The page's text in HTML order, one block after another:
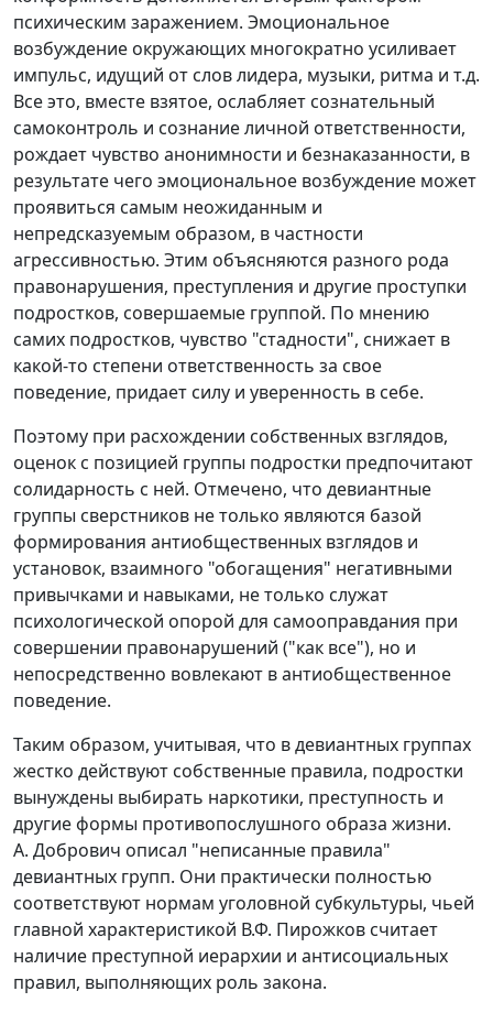
психическим заражением. Эмоциональное
возбуждение окружающих многократно усиливает
импульс, идущий от слов лидера, музыки, ритма и т.д.
Все это, вместе взятое, ослабляет сознательный
самоконтроль и сознание личной ответственности,
рождает чувство анонимности и безнаказанности, в
результате чего эмоциональное возбуждение может
проявиться самым неожиданным и
непредсказуемым образом, в частности
агрессивностью. Этим объясняются разного рода
правонарушения, преступления и другие проступки
подростков, совершаемые группой. По мнению
самих подростков, чувство "стадности", снижает в
какой-то степени ответственность за свое
поведение, придает силу и уверенность в себе.
Поэтому при расхождении собственных взглядов,
оценок с позицией группы подростки предпочитают
солидарность с ней. Отмечено, что девиантные
группы сверстников не только являются базой
формирования антиобщественных взглядов и
установок, взаимного "обогащения" негативными
привычками и навыками, не только служат
психологической опорой для самооправдания при
совершении правонарушений ("как все"), но и
непосредственно вовлекают в антиобщественное
поведение.
Таким образом, учитывая, что в девиантных группах
жестко действуют собственные правила, подростки
вынуждены выбирать наркотики, преступность и
другие формы противопослушного образа жизни.
А. Добрович описал "неписанные правила"
девиантных групп. Они практически полностью
соответствуют нормам уголовной субкультуры, чьей
главной характеристикой В.Ф. Пирожков считает
наличие преступной иерархии и антисоциальных
правил, выполняющих роль закона.